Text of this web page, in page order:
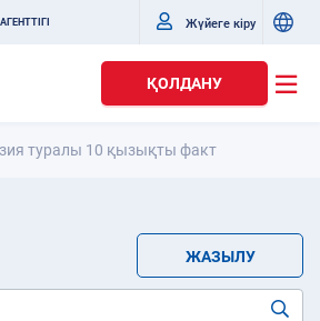
Жүйеге кіру
ҚОЛДАНУ
туралы 10 қызықты факт
ЖАЗЫЛУ